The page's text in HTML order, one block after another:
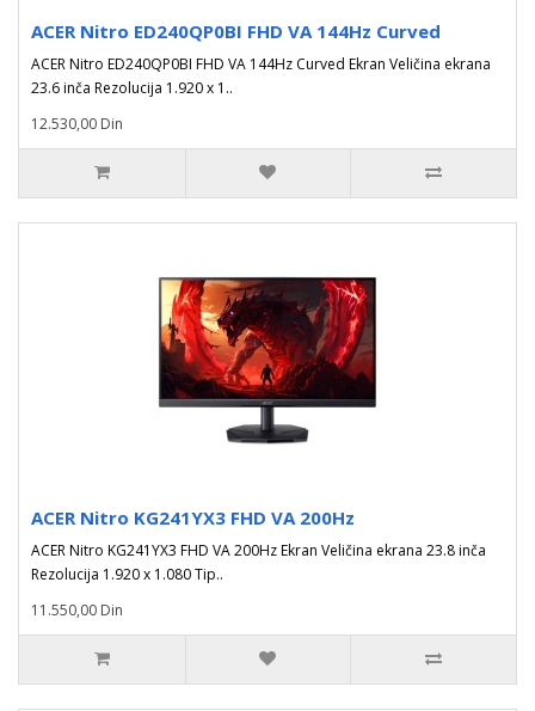
ACER Nitro ED240QP0BI FHD VA 144Hz Curved
ACER Nitro ED240QP0BI FHD VA 144Hz Curved Ekran Veličina ekrana
23.6 inča Rezolucija 1.920 x 1..
12.530,00 Din
ACER Nitro KG241YX3 FHD VA 200Hz
ACER Nitro KG241YX3 FHD VA 200Hz Ekran Veličina ekrana 23.8 inča
Rezolucija 1.920 x 1.080 Tip..
11.550,00 Din